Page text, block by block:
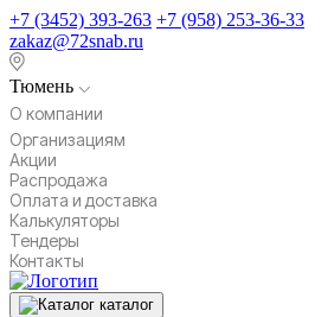
+7 (3452) 393-263 +7 (958) 253-36-33
zakaz@72snab.ru
Тюмень
О компании
Организациям
Акции
Распродажа
Оплата и доставка
Калькуляторы
Тендеры
Контакты
каталог